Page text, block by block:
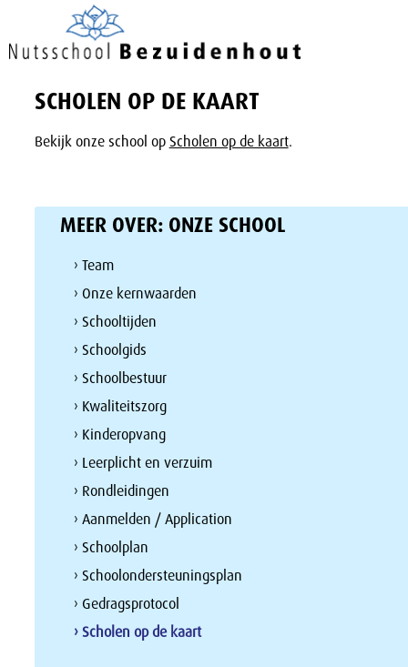
SCHOLEN OP DE KAART
Bekijk onze school opScholen op de kaart.
MEER OVER: ONZE SCHOOL
› Team
› Onze kernwaarden
› Schooltijden
› Schoolgids
› Schoolbestuur
› Kwaliteitszorg
› Kinderopvang
› Leerplicht en verzuim
› Rondleidingen
› Aanmelden / Application
› Schoolplan
› Schoolondersteuningsplan
› Gedragsprotocol
› Scholen op de kaart